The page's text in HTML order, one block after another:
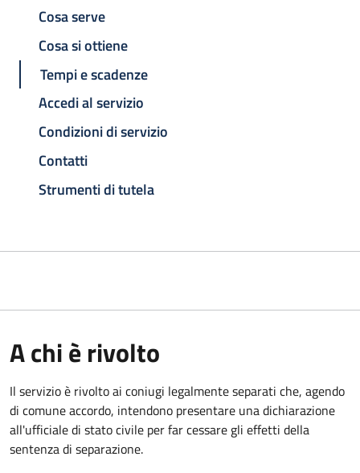
Cosa serve
Cosa si ottiene
Tempi e scadenze
Accedi al servizio
Condizioni di servizio
Contatti
Strumenti di tutela
A chi è rivolto
Il servizio è rivolto ai coniugi legalmente separati che, agendo
di comune accordo, intendono presentare una dichiarazione
all'ufficiale di stato civile per far cessare gli effetti della
sentenza di separazione.